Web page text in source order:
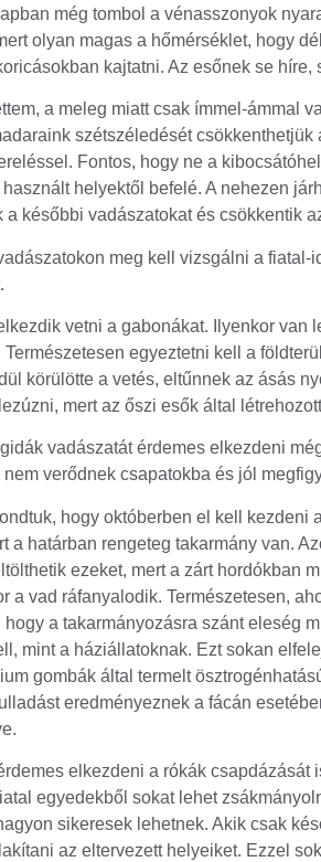
még tombol a vénasszonyok
olyan magas a hőmérséklet, hogy
kajtatni. Az esőnek se
a meleg miatt csak ímmel-ámmal
szétszéledését
Fontos, hogy ne a
helyektől befelé. A nehezen
a későbbi vadászatokat és csökkentik
meg kell vizsgálni a fiatal-
vetni a gabonákat. Ilyenkor
Természetesen egyeztetni kell a
körülötte a vetés, eltűnnek az ásás
mert az őszi esők által
vadászatát érdemes elkezdeni
nem verődnek csapatokba és jól
hogy októberben el kell kezdeni
a határban rengeteg takarmány van.
ezeket, mert a zárt hordókban
a vad ráfanyalodik. Természetesen,
hogy a takarmányozásra szánt eleség
mint a háziállatoknak. Ezt sokan
gombák által termelt
eredményeznek a fácán
elkezdeni a rókák
egyedekből sokat lehet
sikeresek lehetnek. Akik csak
az eltervezett helyeiket. Ezzel